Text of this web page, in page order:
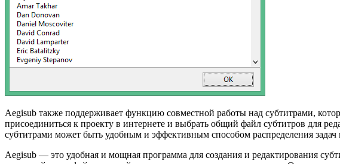
Aegisub также поддерживает функцию совместной работы над субтитрами,
присоединиться к проекту в интернете и выбрать общий файл субтитров для
субтитрами может быть удобным и эффективным способом распределения задач
Aegisub — это удобная и мощная программа для создания и редактирования